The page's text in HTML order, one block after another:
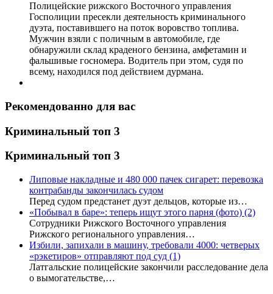
Полицейские рижского Восточного управления
Госполиции пресекли деятельность криминального
дуэта, поставившего на поток воровство топлива.
Мужчин взяли с поличным в автомобиле, где
обнаружили склад краденого бензина, амфетамин и
фальшивые госномера. Водитель при этом, судя по
всему, находился под действием дурмана.
Рекомендованно для вас
Криминальный топ 3
Криминальный топ 3
Липовые накладные и 480 000 пачек сигарет: перевозка
контрабанды закончилась судом
Перед судом предстанет дуэт дельцов, которые из…
«Побывал в баре»: теперь ищут этого парня (фото) (2)
Сотрудники Рижского Восточного управления
Рижского регионального управления…
Избили, запихали в машину, требовали 4000: четверых
«рэкетиров» отправляют под суд (1)
Латгальские полицейские закончили расследование дела
о вымогательстве,…